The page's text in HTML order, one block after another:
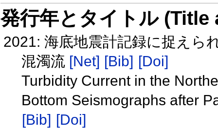
発行年とタイトル
2021: 海底地震計記録に捉えら
混濁流 [Net] [Bib] [Doi]
Turbidity Current in the
Bottom Seismographs after
[Bib] [Doi]